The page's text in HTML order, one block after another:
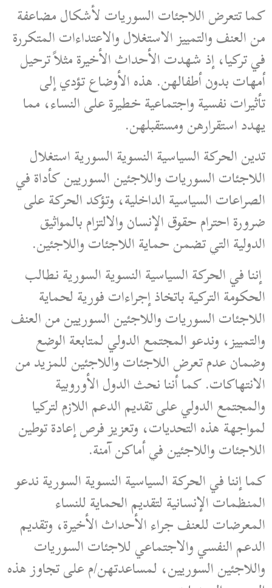
كما تتعرض اللاجئات السوريات لأشكال مضاعفة
من العنف والتمييز الاستغلال والاعتداءات المتكررة
في تركيا، إذ شهدت الأحداث الأخيرة مثلاً ترحيل
أمهات بدون أطفالهن. هذه الأوضاع تؤدي إلى
تأثيرات نفسية واجتماعية خطيرة على النساء، مما
يهدد استقرارهن ومستقبلهن.
تدين الحركة السياسية النسوية السورية استغلال
اللاجئات السوريات واللاجئين السوريين كأداة في
الصراعات السياسية الداخلية، وتؤكد الحركة على
ضرورة احترام حقوق الإنسان والالتزام بالمواثيق
الدولية التي تضمن حماية اللاجئات واللاجئين.
إننا في الحركة السياسية النسوية السورية نطالب
الحكومة التركية باتخاذ إجراءات فورية لحماية
اللاجئات السوريات واللاجئين السوريين من العنف
والتمييز، وندعو المجتمع الدولي لمتابعة الوضع
وضمان عدم تعرض اللاجئات واللاجئين للمزيد من
الانتهاكات. كما أننا نحث الدول الأوروبية
والمجتمع الدولي على تقديم الدعم اللازم لتركيا
لمواجهة هذه التحديات، وتعزيز فرص إعادة توطين
اللاجئات واللاجئين في أماكن آمنة.
كما إننا في الحركة السياسية النسوية السورية ندعو
المنظمات الإنسانية لتقديم الحماية للنساء
المعرضات للعنف جراء الأحداث الأخيرة، وتقديم
الدعم النفسي والاجتماعي للاجئات السوريات
واللاجئين السوريين، لمساعدتهن/م على تجاوز هذه